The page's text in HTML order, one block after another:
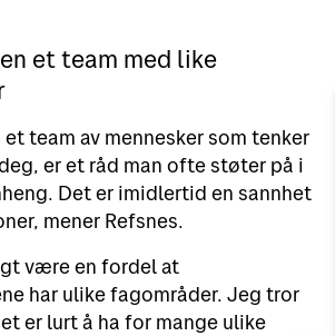
et team med like
team av mennesker som tenker
er et råd man ofte støter på i
Det er imidlertid en sannhet
mener Refsnes.
være en fordel at
har ulike fagområder. Jeg tror
er lurt å ha for mange ulike